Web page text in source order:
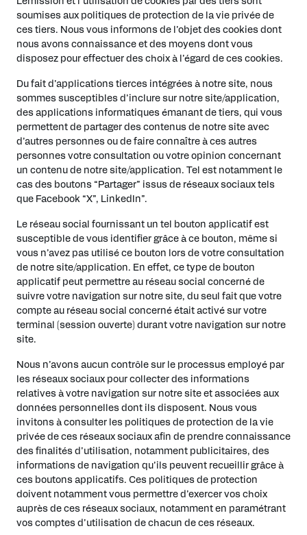
soumises aux politiques de protection de la vie privée de
ces tiers. Nous vous informons de l’objet des cookies dont
nous avons connaissance et des moyens dont vous
disposez pour effectuer des choix à l’égard de ces cookies.
Du fait d’applications tierces intégrées à notre site, nous
sommes susceptibles d’inclure sur notre site/application,
des applications informatiques émanant de tiers, qui vous
permettent de partager des contenus de notre site avec
d’autres personnes ou de faire connaître à ces autres
personnes votre consultation ou votre opinion concernant
un contenu de notre site/application. Tel est notamment le
cas des boutons “Partager” issus de réseaux sociaux tels
que Facebook “X”, LinkedIn”.
Le réseau social fournissant un tel bouton applicatif est
susceptible de vous identifier grâce à ce bouton, même si
vous n’avez pas utilisé ce bouton lors de votre consultation
de notre site/application. En effet, ce type de bouton
applicatif peut permettre au réseau social concerné de
suivre votre navigation sur notre site, du seul fait que votre
compte au réseau social concerné était activé sur votre
terminal (session ouverte) durant votre navigation sur notre
site.
Nous n’avons aucun contrôle sur le processus employé par
les réseaux sociaux pour collecter des informations
relatives à votre navigation sur notre site et associées aux
données personnelles dont ils disposent. Nous vous
invitons à consulter les politiques de protection de la vie
privée de ces réseaux sociaux afin de prendre connaissance
des finalités d’utilisation, notamment publicitaires, des
informations de navigation qu’ils peuvent recueillir grâce à
ces boutons applicatifs. Ces politiques de protection
doivent notamment vous permettre d’exercer vos choix
auprès de ces réseaux sociaux, notamment en paramétrant
vos comptes d’utilisation de chacun de ces réseaux.